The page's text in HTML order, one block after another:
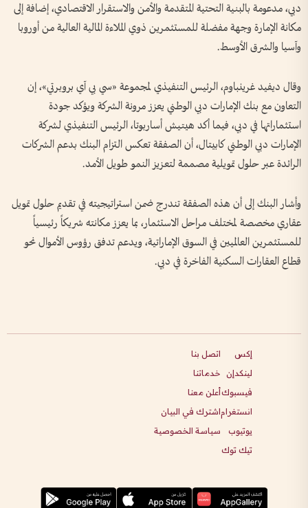
دبي، مدعومة بالبنية التحتية المتقدمة والأمن والاستقرار الاقتصادي، إضافة إلى
مكانة الإمارة وجهة مفضلة للمستثمرين ذوي الملاءة المالية العالية من أوروبا
وآسيا والشرق الأوسط.
وقال ديفيد غرينباوم، الرئيس التنفيذي لمجموعة «سي بي آي بروبرتي»، إن
التعاون مع بنك الإمارات دبي الوطني يعزز مرونة الشركة ويؤكد جودة
استثماراتها في دبي، فيما أكد هيتيش أساربوتا، الرئيس التنفيذي لشركة
الإمارات دبي الوطني كابيتال، أن الصفقة تعكس التزام البنك بدعم الشركات
الرائدة عبر حلول تمويلية مصممة لتعزيز النمو طويل الأمد.
وأشار البنك إلى أن هذه الصفقة تندرج ضمن استراتيجيته في تقديم حلول تمويل
عقاري مخصصة لمختلف مراحل الاستثمار، بما يعزز مكانته شريكاً رئيسياً
للمستثمرين العالميين في السوق الإماراتية، ويدعم تدفق رؤوس الأموال نحو
قطاع العقارات السكنية الفاخرة في دبي.
إكس
لينكدإن
فيسبوك
انستغرام
يوتيوب
تيك توك
اتصل بنا
خدماتنا
أعلن معنا
اشترك في البيان
سياسة الخصوصية